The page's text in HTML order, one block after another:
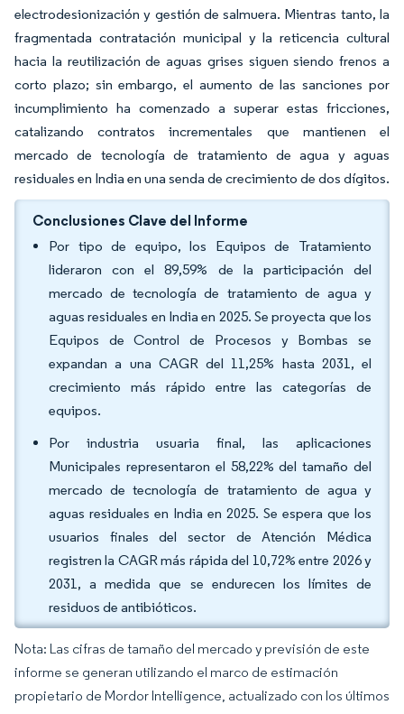
electrodesionización y gestión de salmuera. Mientras tanto, la
fragmentada contratación municipal y la reticencia cultural
hacia la reutilización de aguas grises siguen siendo frenos a
corto plazo; sin embargo, el aumento de las sanciones por
incumplimiento ha comenzado a superar estas fricciones,
catalizando contratos incrementales que mantienen el
mercado de tecnología de tratamiento de agua y aguas
residuales en India en una senda de crecimiento de dos dígitos.
Conclusiones Clave del Informe
Por tipo de equipo, los Equipos de Tratamiento
lideraron con el 89,59% de la participación del
mercado de tecnología de tratamiento de agua y
aguas residuales en India en 2025. Se proyecta que los
Equipos de Control de Procesos y Bombas se
expandan a una CAGR del 11,25% hasta 2031, el
crecimiento más rápido entre las categorías de
equipos.
Por industria usuaria final, las aplicaciones
Municipales representaron el 58,22% del tamaño del
mercado de tecnología de tratamiento de agua y
aguas residuales en India en 2025. Se espera que los
usuarios finales del sector de Atención Médica
registren la CAGR más rápida del 10,72% entre 2026 y
2031, a medida que se endurecen los límites de
residuos de antibióticos.
Nota: Las cifras de tamaño del mercado y previsión de este
informe se generan utilizando el marco de estimación
propietario de Mordor Intelligence, actualizado con los últimos